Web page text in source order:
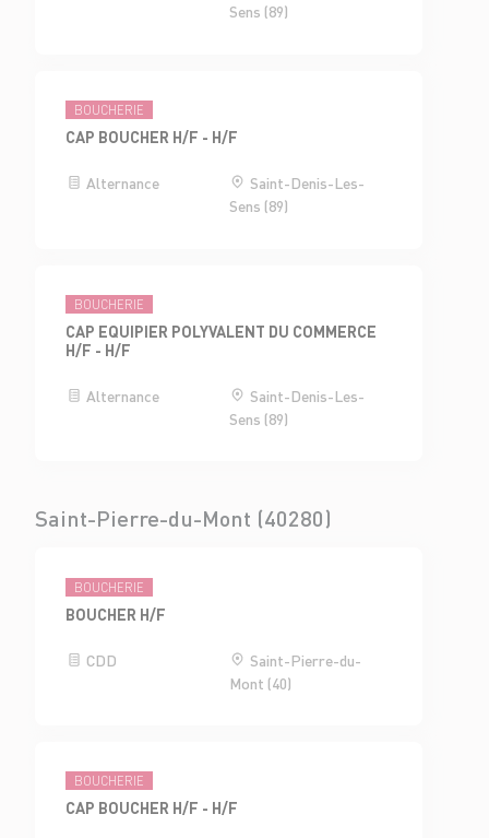
Sens (89)
BOUCHERIE
CAP BOUCHER H/F - H/F
Alternance
Saint-Denis-Les-
Sens (89)
BOUCHERIE
CAP EQUIPIER POLYVALENT DU COMMERCE
H/F - H/F
Alternance
Saint-Denis-Les-
Sens (89)
Saint-Pierre-du-Mont (40280)
BOUCHERIE
BOUCHER H/F
CDD
Saint-Pierre-du-
Mont (40)
BOUCHERIE
CAP BOUCHER H/F - H/F